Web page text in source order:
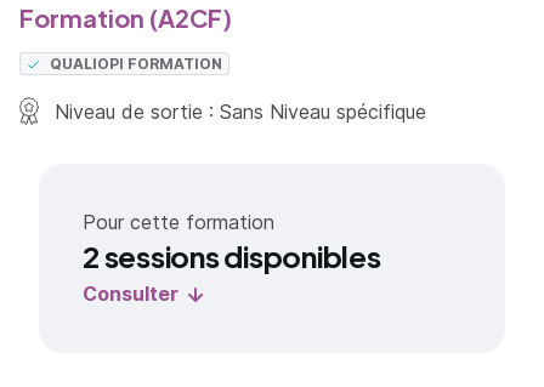
Formation (A2CF)
QUALIOPI FORMATION
Niveau de sortie : Sans Niveau spécifique
Pour cette formation
2 sessions disponibles
Consulter